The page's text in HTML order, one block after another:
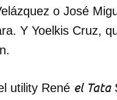
o José
Y Yoelkis Cruz,
utility René el Tata